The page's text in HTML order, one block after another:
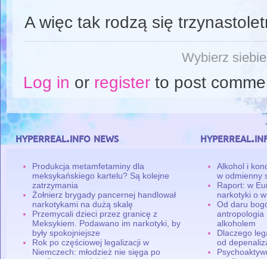
A więc tak rodzą się
Wybierz
Log in or registerto post
hyperreal.info news
Produkcja metamfetaminy dla
meksykańskiego kartelu? Są kolejne
zatrzymania
Żołnierz brygady pancernej handlował
narkotykami na dużą skalę
Przemycali dzieci przez granicę z
Meksykiem. Podawano im narkotyki, by
były spokojniejsze
Rok po częściowej legalizacji w
Niemczech: młodzież nie sięga po
Alkohol i
w odmienny
Raport: w
narkotyki o
Od daru
antropologia
alkoholem
Dlaczego
od